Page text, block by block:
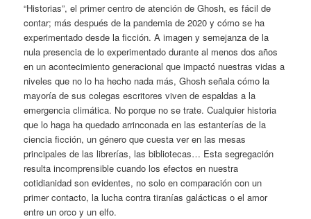
“Historias”, el primer centro de atención de Ghosh, es fácil de
contar; más después de la pandemia de 2020 y cómo se ha
experimentado desde la ficción. A imagen y semejanza de la
nula presencia de lo experimentado durante al menos dos años
en un acontecimiento generacional que impactó nuestras vidas a
niveles que no lo ha hecho nada más, Ghosh señala cómo la
mayoría de sus colegas escritores viven de espaldas a la
emergencia climática. No porque no se trate. Cualquier historia
que lo haga ha quedado arrinconada en las estanterías de la
ciencia ficción, un género que cuesta ver en las mesas
principales de las librerías, las bibliotecas… Esta segregación
resulta incomprensible cuando los efectos en nuestra
cotidianidad son evidentes, no solo en comparación con un
primer contacto, la lucha contra tiranías galácticas o el amor
entre un orco y un elfo.